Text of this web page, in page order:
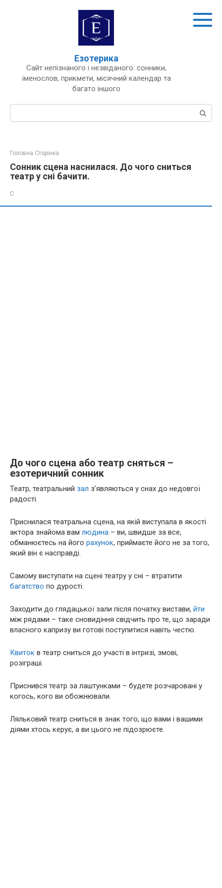
Езотерика
Сайт непізнаного і незвіданого: сонники,
іменослов, прикмети, місячний календар та
багато іншого
Пошук:
Головна Сторінка
Сонник сцена наснилася. До чого сниться
театр у сні бачити.
С
До чого сцена або театр сняться –
езотеричний сонник
Театр, театральний зал з’являються у снах до недовгої
радості.
Приснилася театральна сцена, на якій виступала в якості
актора знайома вам людина – ви, швидше за все,
обманюєтесь на його рахунок, приймаєте його не за того,
який він є насправді.
Самому виступати на сцені театру у сні – втратити
багатство по дурості.
Заходити до глядацької зали після початку вистави, йти
між рядами – таке сновидіння свідчить про те, що заради
власного капризу ви готові поступитися навіть честю.
Квиток в театр сниться до участі в інтризі, змові,
розіграші.
Приснився театр за лаштунками – будете розчаровані у
когось, кого ви обожнювали.
Ляльковий театр сниться в знак того, що вами і вашими
діями хтось керує, а ви цього не підозрюєте.